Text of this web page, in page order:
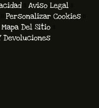
Aviso Legal
Personalizar Cookies
Mapa Del Sitio
Devoluciones